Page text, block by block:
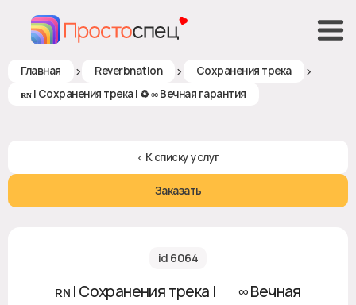
Главная > Reverbnation > Сохранения трека >
ʀɴ | Сохранения трека | ♻ ∞ Вечная гарантия
< К списку услуг
Заказать
id 6064
ʀɴ | Сохранения трека | ♻ ∞ Вечная